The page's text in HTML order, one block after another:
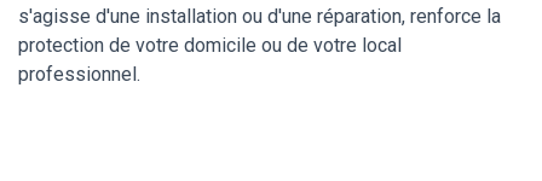
s'agisse d'une installation ou d'une réparation, renforce la
protection de votre domicile ou de votre local
professionnel.